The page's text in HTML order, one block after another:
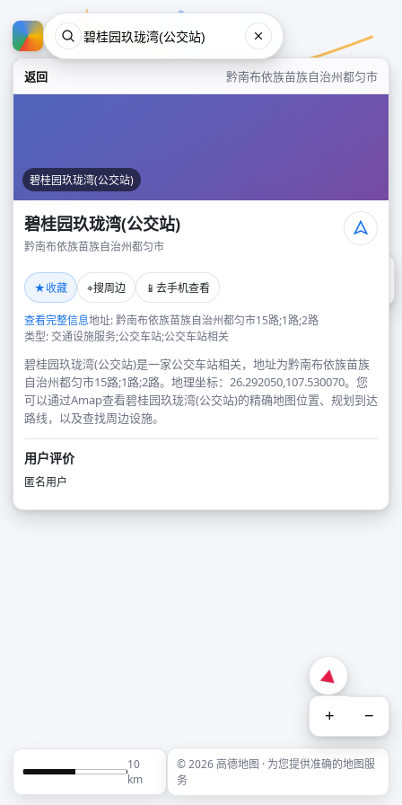
返回 黔南布依族苗族自治州都匀市
碧桂园玖珑湾(公交站)
碧桂园玖珑湾(公交站)
黔南布依族苗族自治州都匀市
★收藏 ⌖搜周边 📱 去手机查看
查看完整信息地址: 黔南布依族苗族自治州都匀市15路;1路;2路
类型: 交通设施服务;公交车站;公交车站相关
碧桂园玖珑湾(公交站)是一家公交车站相关，地址为黔南布依族苗族
自治州都匀市15路;1路;2路。地理坐标：26.292050,107.530070。您
可以通过Amap查看碧桂园玖珑湾(公交站)的精确地图位置、规划到达
路线，以及查找周边设施。
用户评价
匿名用户
+ −
10
km
© 2026 高德地图 · 为您提供准确的地图服
务